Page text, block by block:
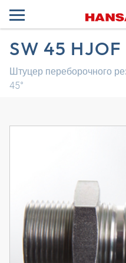
SW 45 HJOF
Штуцер переборочного
45°